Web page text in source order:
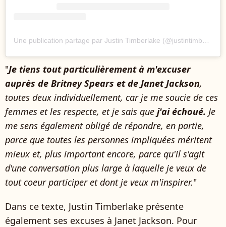
"Je tiens tout particulièrement à m'excuser
auprès de Britney Spears et de Janet Jackson,
toutes deux individuellement, car je me soucie de ces
femmes et les respecte, et je sais que j'ai échoué. Je
me sens également obligé de répondre, en partie,
parce que toutes les personnes impliquées méritent
mieux et, plus important encore, parce qu'il s'agit
d'une conversation plus large à laquelle je veux de
tout coeur participer et dont je veux m'inspirer."
Dans ce texte, Justin Timberlake présente
également ses excuses à Janet Jackson. Pour